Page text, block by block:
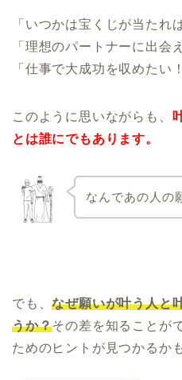
「いつかは宝くじが当たれ
「理想のパートナーに出会
「仕事で大成功を収めたい！
このように思いながらも、
とは誰にでもあります。
なんであの人の
でも、なぜ願いが叶う人と
うか？その差を知ることが
ためのヒントが見つかるか